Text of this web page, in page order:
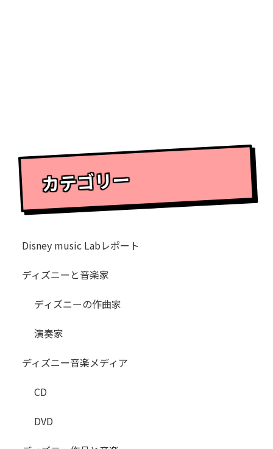
カテゴリー
Disney music Labレポート
ディズニーと音楽家
ディズニーの作曲家
演奏家
ディズニー音楽メディア
CD
DVD